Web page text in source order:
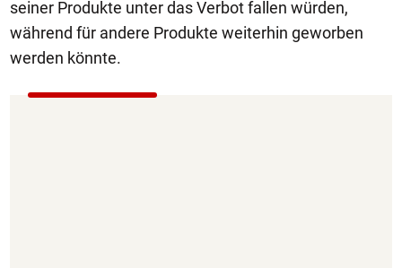
seiner Produkte unter das Verbot fallen würden,
während für andere Produkte weiterhin geworben
werden könnte.